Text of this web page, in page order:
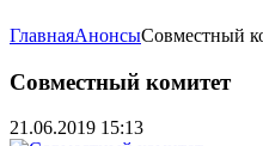
ГлавнаяАнонсыСовместный
Совместный комитет
21.06.2019 15:13